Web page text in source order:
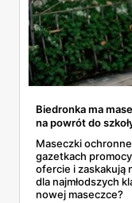
Biedronka ma
na powrót do
Maseczki
gazetkach
ofercie i zaskakują
dla najmłodszych
nowej maseczce?